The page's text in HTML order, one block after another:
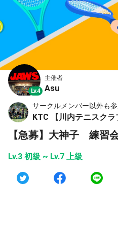
Lv.4
主催者
Asu
サークルメンバー以外も
KTC 【川内テニスクラ
【急募】大神子 練習
Lv.3 初級 ~ Lv.7 上級